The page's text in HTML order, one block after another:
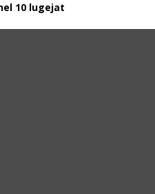
10 lugejat